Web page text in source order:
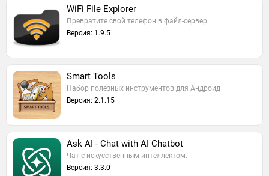
WiFi File Explorer
Превратите свой телефон в файл-сервер.
Версия: 1.9.5
Smart Tools
Набор полезных инструментов для Андроид
Версия: 2.1.15
Ask AI - Chat with AI Chatbot
Чат с искусственным интеллектом.
Версия: 3.3.0